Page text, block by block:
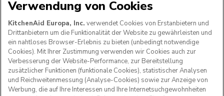
WIR AKZEPTIEREN
FOLGEN SIE UNS
Verwendung von Cookies
KitchenAid Europa, Inc. verwendet Cookies von Erstanbietern und
Drittanbietern um die Funktionalität der Website zu gewährleisten und
ein nahtloses Browser-Erlebnis zu bieten (unbedingt notwendige
Cookies). Mit Ihrer Zustimmung verwenden wir Cookies auch zur
Verbesserung der Website-Performance, zur Bereitstellung
zusätzlicher Funktionen (funktionale Cookies), statistischer Analysen
und Reichweitenmessung (Analyse-Cookies) sowie zur Anzeige von
Werbung, die auf Ihre Interessen und Ihre Internetsuchgewohnheiten